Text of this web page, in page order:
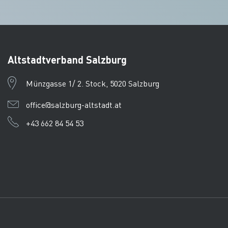
Altstadtverband Salzburg
Münzgasse 1/ 2. Stock, 5020 Salzburg
office@salzburg-altstadt.at
+43 662 84 54 53